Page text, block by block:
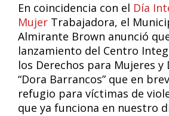
En coincidencia con el Día
Mujer Trabajadora, el
Almirante Brown anunció
lanzamiento del Centro
los Derechos para Mujeres y
“Dora Barrancos” que en
refugio para víctimas de
que ya funciona en nuestro